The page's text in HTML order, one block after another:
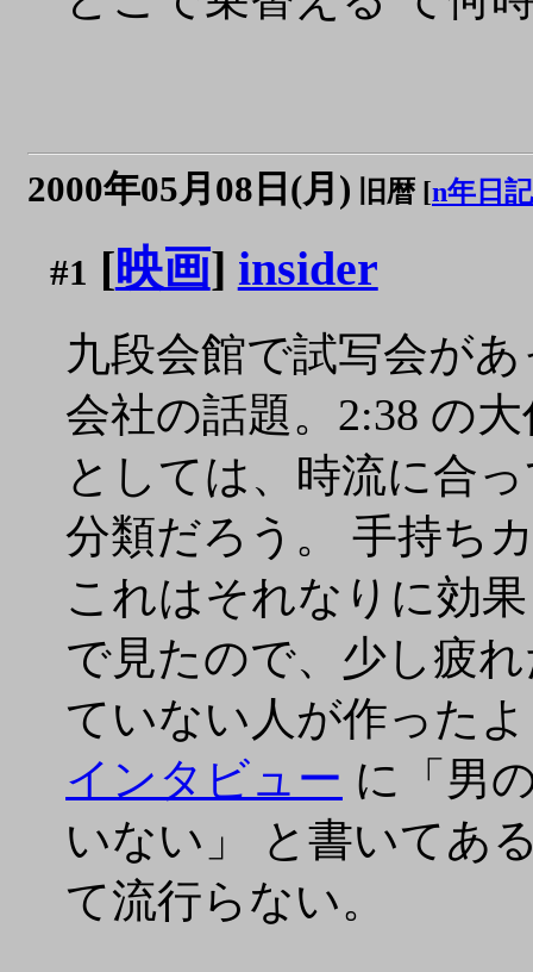
2000年05月08日(月) 旧暦 [n年日記
#1 [映画] insider
九段会館で試写会が
会社の話題。2:38 の
としては、時流に合
分類だろう。 手持ち
これはそれなりに効
で見たので、少し疲
ていない人が作った
インタビュー に「男
いない」 と書いてあ
て流行らない。